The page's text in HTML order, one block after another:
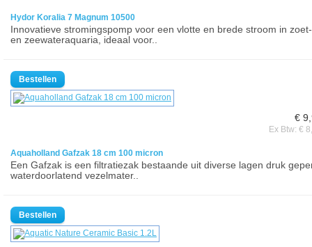
Hydor Koralia 7 Magnum 10500
Innovatieve stromingspomp voor een vlotte en brede stroom in zoet-
en zeewateraquaria, ideaal voor..
€
Ex Btw: €
Aquaholland Gafzak 18 cm 100 micron
Een Gafzak is een filtratiezak bestaande uit diverse lagen druk
waterdoorlatend vezelmater..